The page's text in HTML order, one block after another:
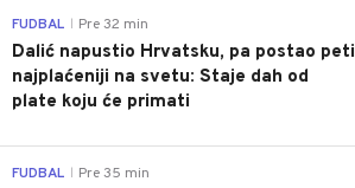
FUDBAL Pre 32 min
Dalić napustio Hrvatsku, pa postao peti
najplaćeniji na svetu: Staje dah od
plate koju će primati
FUDBAL Pre 35 min